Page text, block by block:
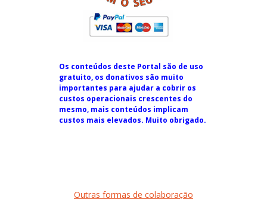
Os conteúdos deste Portal são de uso
gratuito, os donativos são muito
importantes para ajudar a cobrir os
custos operacionais crescentes do
mesmo, mais conteúdos implicam
custos mais elevados. Muito obrigado.
Outras formas de colaboração